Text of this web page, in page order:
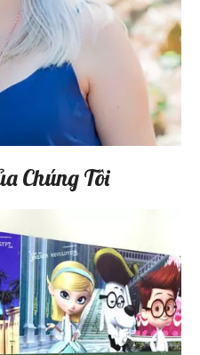
Chúng Tôi